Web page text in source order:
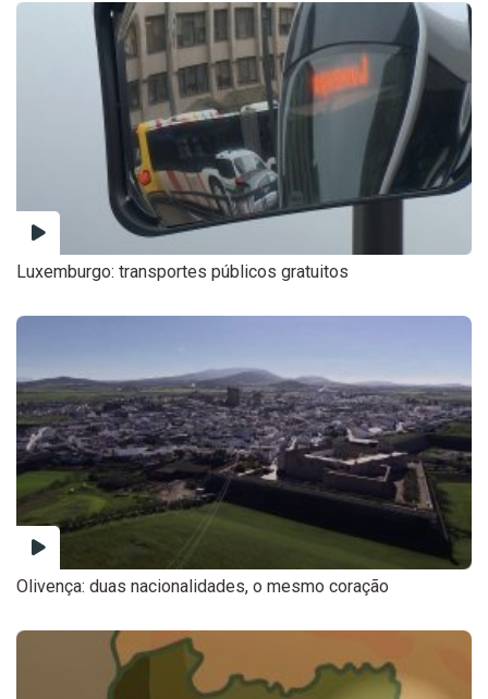
Luxemburgo: transportes públicos gratuitos
Olivença: duas nacionalidades, o mesmo coração